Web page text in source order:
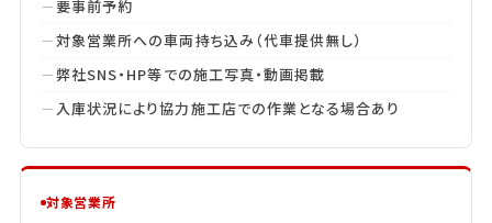
要事前予約
対象営業所への車両持ち込み（代車提供無し）
弊社SNS・HP等での施工写真・動画掲載
入庫状況により協力施工店での作業となる場合あり
対象営業所